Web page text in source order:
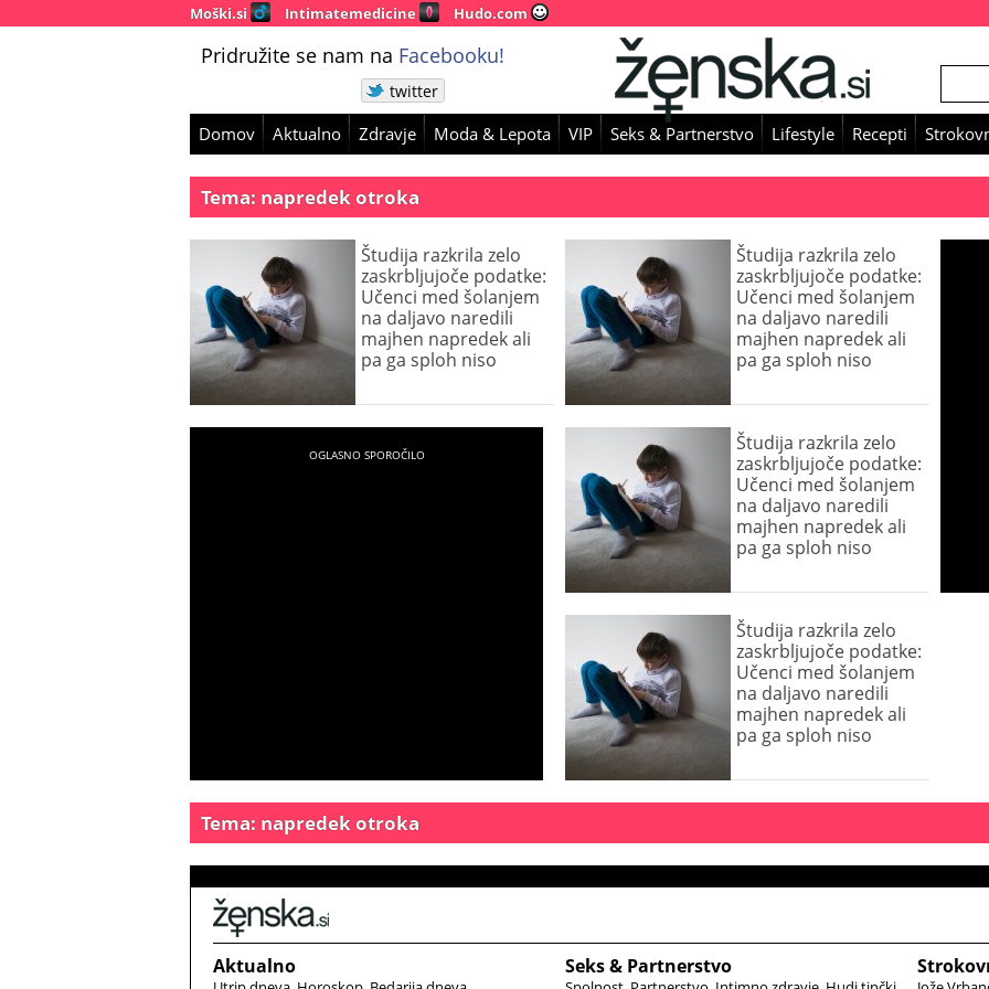
Moški.si Intimatemedicine Hudo.com
Pridružite se nam na Facebooku!
twitter
Domov Aktualno Zdravje Moda & Lepota VIP Seks & Partnerstvo Lifestyle Recepti
Tema: napredek otroka
Študija razkrila zelo
zaskrbljujoče podatke:
Učenci med šolanjem
na daljavo naredili
majhen napredek ali
pa ga sploh niso
Študija razkrila zelo
zaskrbljujoče podatke:
Učenci med šolanjem
na daljavo naredili
majhen napredek ali
pa ga sploh niso
Študija razkrila zelo
zaskrbljujoče podatke:
Učenci med šolanjem
na daljavo naredili
majhen napredek ali
pa ga sploh niso
Študija razkrila zelo
zaskrbljujoče podatke:
Učenci med šolanjem
na daljavo naredili
majhen napredek ali
pa ga sploh niso
Tema: napredek otroka
Aktualno Seks & Partnerstvo